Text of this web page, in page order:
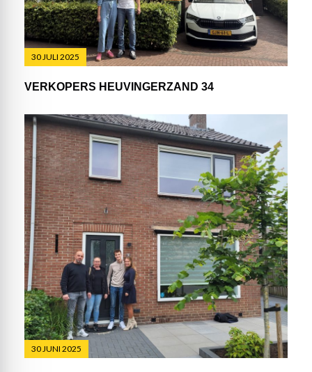
30 JULI 2025
VERKOPERS HEUVINGERZAND 34
30 JUNI 2025